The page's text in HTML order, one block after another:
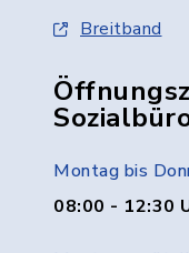
Breitband
Montag bis
08:00 - 12:30